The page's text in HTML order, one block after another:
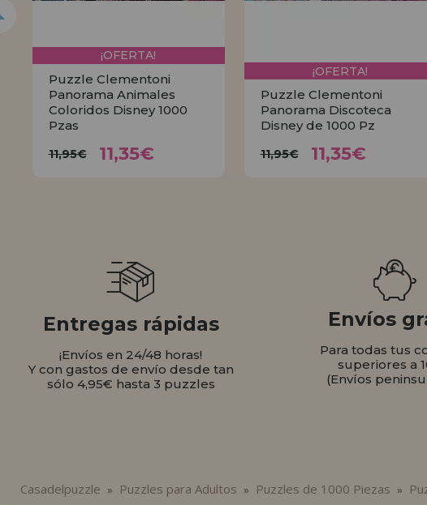
¡OFERTA!
Puzzle Clementoni
Panorama Animales
Coloridos Disney 1000
Pzas
11,95€ 11,35€
¡OFERTA!
Puzzle Clementoni
Panorama Discoteca
Disney de 1000 Pz
11,95€ 11,35€
Entregas rápidas
¡Envíos en 24/48 horas!
Y con gastos de envío desde tan
sólo 4,95€ hasta 3 puzzles
Envíos
Para todas tus
superiores a
(Envíos
Casadelpuzzle » Puzzles para Adultos » Puzzles de 1000 Piezas »